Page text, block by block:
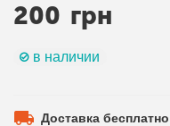
200 грн
в наличии
Доставка